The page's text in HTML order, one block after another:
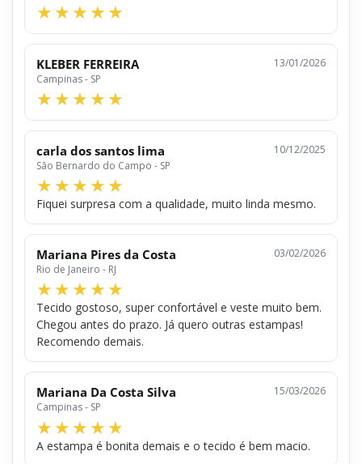
KLEBER FERREIRA
Campinas - SP
13/01/2026
carla dos santos lima
São Bernardo do Campo - SP
10/12/2025
Fiquei surpresa com a qualidade, muito linda mesmo.
Mariana Pires da Costa
Rio de Janeiro - RJ
03/02/2026
Tecido gostoso, super confortável e veste muito bem.
Chegou antes do prazo. Já quero outras estampas!
Recomendo demais.
Mariana Da Costa Silva
Campinas - SP
15/03/2026
A estampa é bonita demais e o tecido é bem macio.